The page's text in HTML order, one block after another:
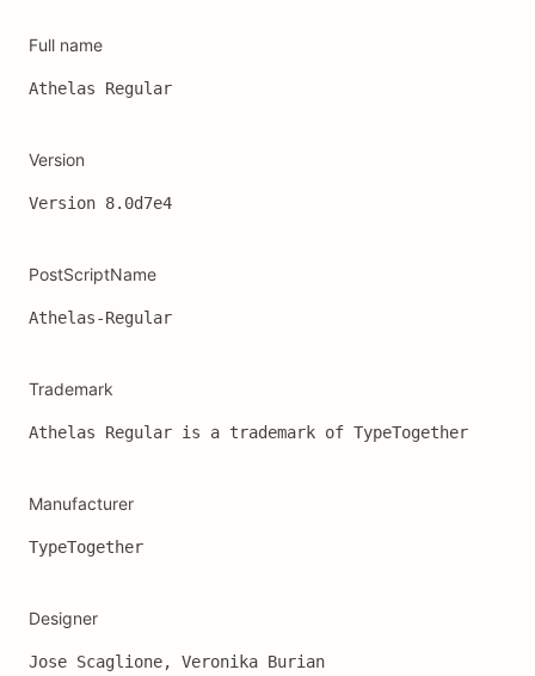
Full name
Athelas Regular
Version
Version 8.0d7e4
PostScriptName
Athelas-Regular
Trademark
Athelas Regular is a trademark of TypeTogether
Manufacturer
TypeTogether
Designer
Jose Scaglione, Veronika Burian